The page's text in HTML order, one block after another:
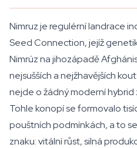
Nimruz je regulérní landrace
Seed Connection, jejíž
Nimrúz na jihozápadě
nejsušších a nejžhavějších
nejde o žádný moderní
Tohle konopí se formovalo
pouštních podmínkách, a to
znaku: vitální růst, silná